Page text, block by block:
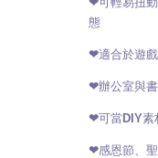
態
❤適合於遊
❤辦公室與
❤可當DIY素
❤感恩節、